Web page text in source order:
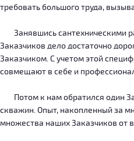
требовать большого труда,
Занявшись сантехническими
Заказчиков дело достаточно
Заказчиком. С учетом этой
совмещают в себе и
Потом к нам обратился один
скважин. Опыт, накопленный за
множества наших Заказчиков от